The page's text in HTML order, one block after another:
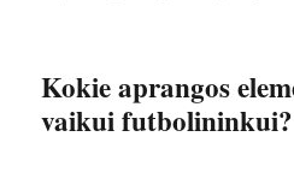
Kokie aprangos
vaikui futbolininkui?